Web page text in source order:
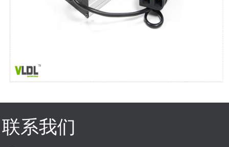
联系我们